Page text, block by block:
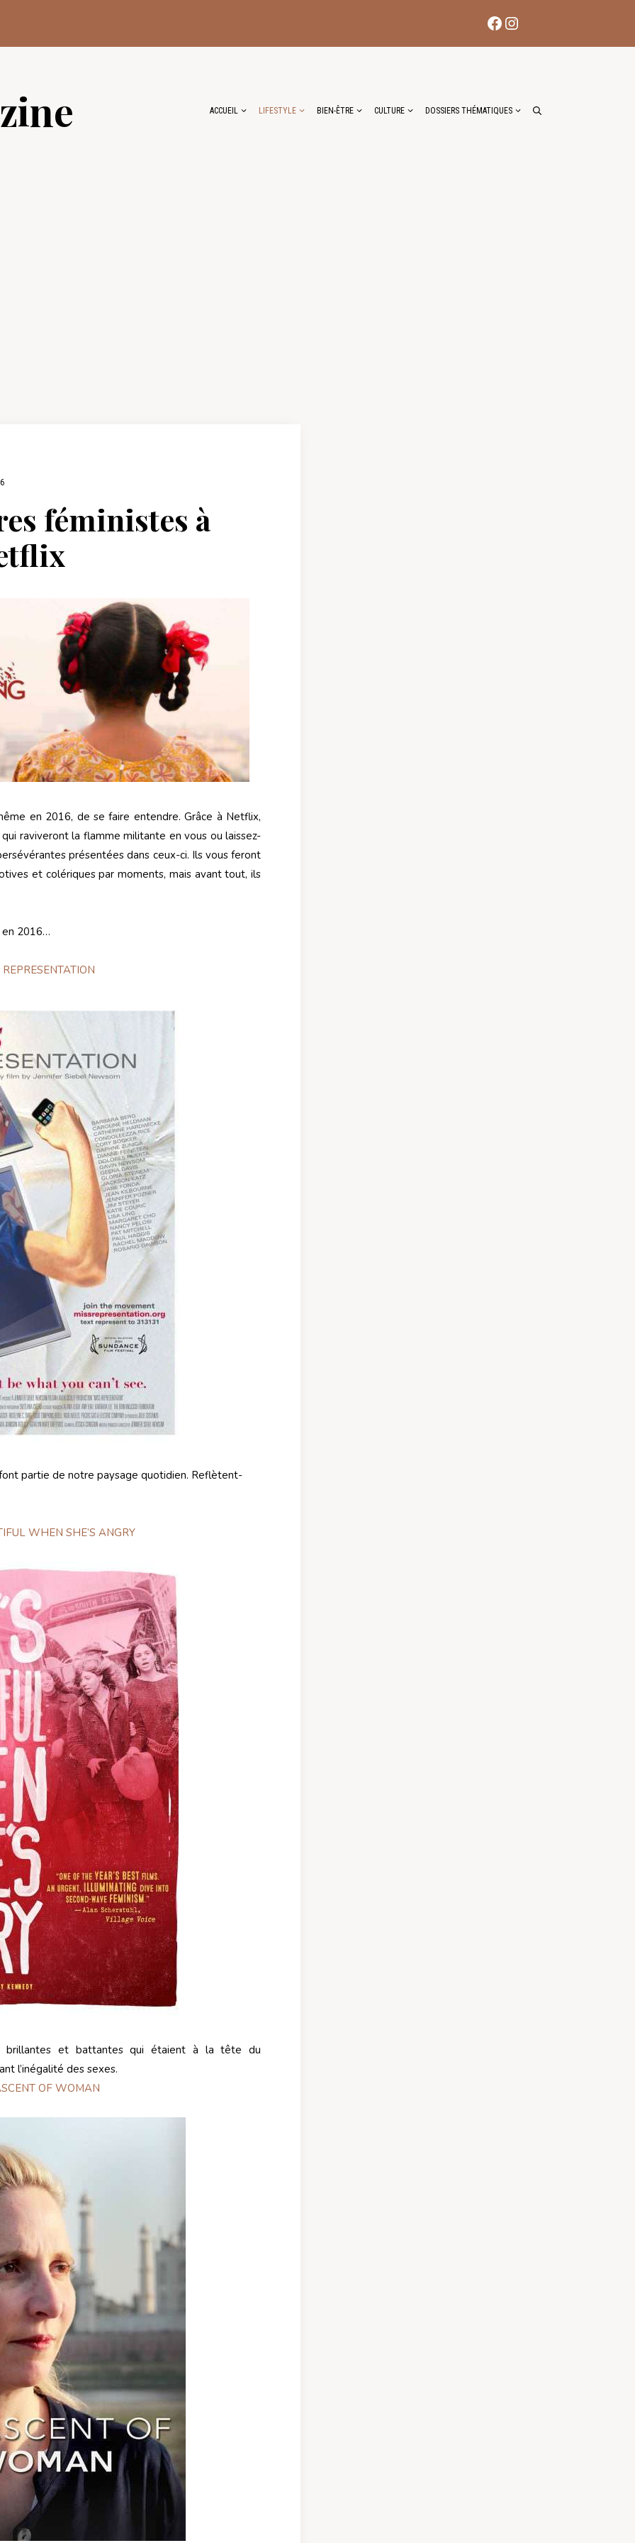
Facebook
Instagram
ACCUEIL LIFESTYLE BIEN-ÊTRE CULTURE DOSSIERS THÉMATIQUES
féministes à
en 2016, de se faire entendre. Grâce à Netflix,
raviveront la flamme militante en vous ou laissez-
présentées dans ceux-ci. Ils vous feront
et colériques par moments, mais avant tout, ils
en 2016…
partie de notre paysage quotidien. Reflètent-
WHEN SHE’S ANGRY
brillantes et battantes qui étaient à la tête du
l’inégalité des sexes.
OF WOMAN